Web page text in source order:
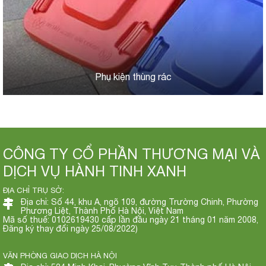
Phụ kiện thùng rác
CÔNG TY CỔ PHẦN THƯƠNG MẠI VÀ
DỊCH VỤ HÀNH TINH XANH
ĐỊA CHỈ TRỤ SỞ:
Địa chỉ: Số 44, khu A, ngõ 109, đường Trường Chinh, Phường
Phương Liệt, Thành Phố Hà Nội, Việt Nam
Mã số thuế: 0102619430 cấp lần đầu ngày 21 tháng 01 năm 2008,
Đăng ký thay đổi ngày 25/08/2022)
VĂN PHÒNG GIAO DỊCH HÀ NỘI